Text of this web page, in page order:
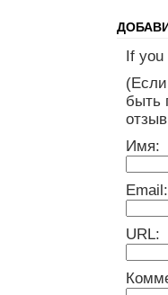
If you
быть
Имя:
Email:
URL: